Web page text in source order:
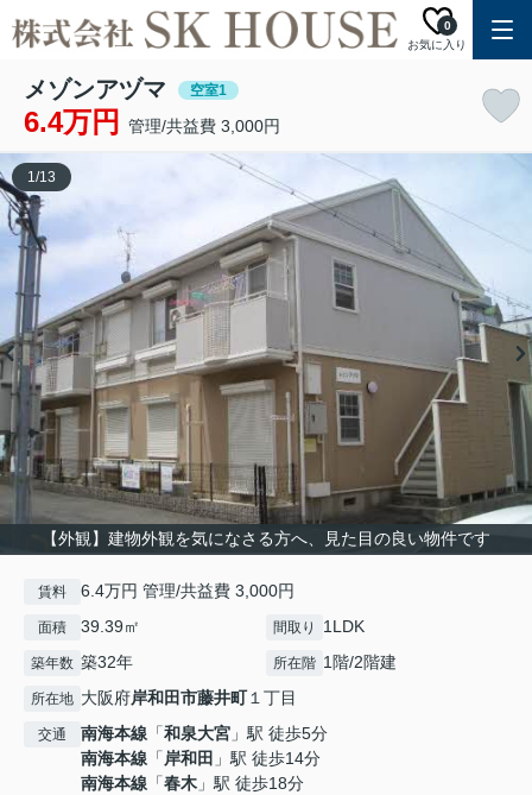
お気に入り
0
メゾンアヅマ 空室1
6.4万円 管理/共益費 3,000円
【外観】建物外観を気になさる方へ、見た目の良い物件です
1/13
賃料 6.4万円 管理/共益費 3,000円
面積 39.39㎡ 間取り 1LDK
築年数 築32年 所在階 1階/2階建
所在地 大阪府岸和田市藤井町１丁目
交通 南海本線 「和泉大宮 」駅 徒歩5分
南海本線 「岸和田 」駅 徒歩14分
南海本線 「春木 」駅 徒歩18分